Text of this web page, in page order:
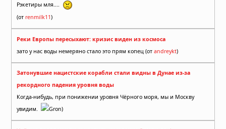
Рэкетиры мля....
(от renmilk11)
Реки Европы пересыхают: кризис виден из космоса
зато у нас воды немеряно стало это прям копец (от andreykt)
Затонувшие нацистские корабли стали видны в Дунае из-за
рекордного падения уровня воды
Когда-нибудь, при понижении уровня Чёрного моря, мы и Москву
увидим.
Gron)